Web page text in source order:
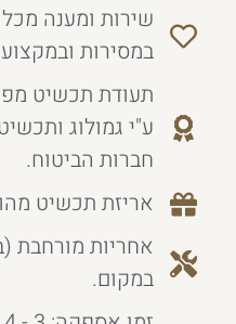
שירות ומענה
במסירות
תעודת תכשיט
ע"י גמולוג
חברות הביטוח.
אריזת תכשיט
אחריות מורחבת
במקום.